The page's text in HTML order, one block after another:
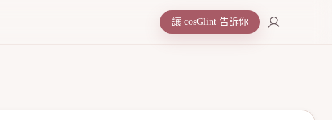
讓 cosGlint 告訴你